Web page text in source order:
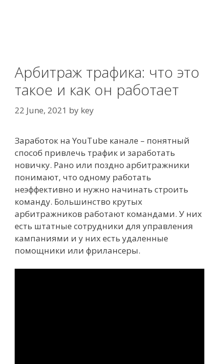
Арбитраж трафика: что это
такое и как он работает
22 June, 2021 by key
Заработок на YouTube канале – понятный
способ привлечь трафик и заработать
новичку. Рано или поздно арбитражники
понимают, что одному работать
неэффективно и нужно начинать строить
команду. Большинство крутых
арбитражников работают командами. У них
есть штатные сотрудники для управления
кампаниями и у них есть удаленные
помощники или фрилансеры.